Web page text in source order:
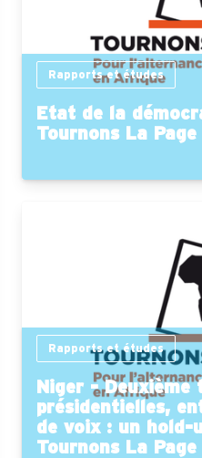
Rapports et études
Etat de la
Tournons La Page
Rapports et études
Niger -
présidentielles,
de voix : un hold-
Tournons La Page